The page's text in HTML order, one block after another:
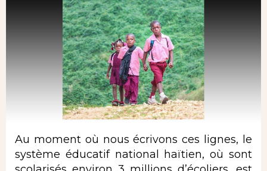
Au moment où nous écrivons ces lignes, le
système éducatif national haïtien, où sont